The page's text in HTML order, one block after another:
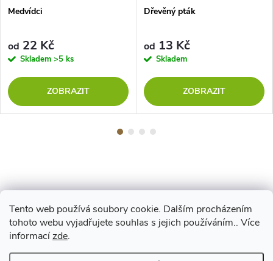
Tento web používá soubory cookie. Dalším procházením
tohoto webu vyjadřujete souhlas s jejich používáním.. Více
informacízde.
Medvídci
od 22 Kč
Skladem >5 ks
ZOBRAZIT
Dřevěný pták
od 13 Kč
Skladem
ZOBRAZIT
Z